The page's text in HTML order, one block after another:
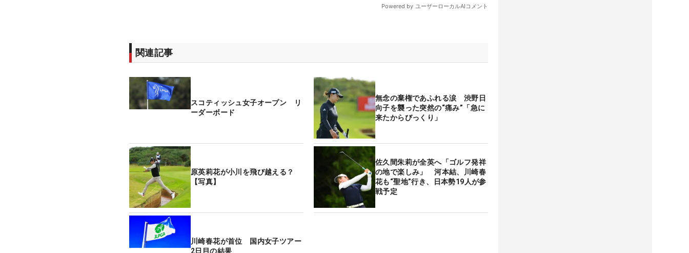
関連記事
スコティッシュ女子オープン リ
ーダーボード
無念の棄権であふれる涙 渋野日
向子を襲った突然の“痛み”「急に
来たからびっくり」
原英莉花が小川を飛び越える？
【写真】
佐久間朱莉が全英へ「ゴルフ発祥
の地で楽しみ」 河本結、川崎春
花も“聖地”行き、日本勢19人が参
戦予定
川崎春花が首位 国内女子ツアー
2日目の結果